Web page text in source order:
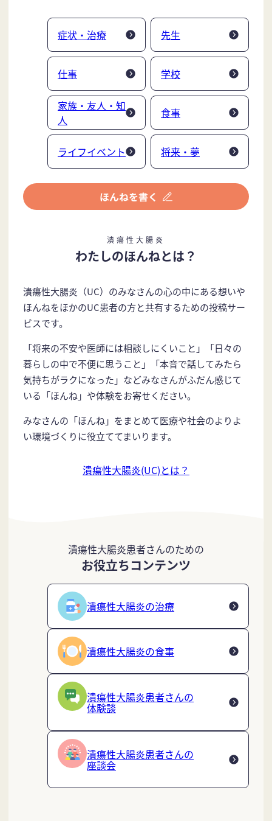
症状・治療 先生
仕事 学校
家族・友人・知
人
食事
ライフイベント 将来・夢
潰瘍性大腸炎
わたしのほんねとは？
潰瘍性大腸炎（UC）のみなさんの心の中にある想いや
ほんねをほかのUC患者の方と共有するための投稿サー
ビスです。
「将来の不安や医師には相談しにくいこと」「日々の
暮らしの中で不便に思うこと」「本音で話してみたら
気持ちがラクになった」などみなさんがふだん感じて
いる「ほんね」や体験をお寄せください。
みなさんの「ほんね」をまとめて医療や社会のよりよ
い環境づくりに役立ててまいります。
潰瘍性大腸炎(UC)とは？
潰瘍性大腸炎患者さんのための
お役立ちコンテンツ
潰瘍性大腸炎の治療
潰瘍性大腸炎の食事
潰瘍性大腸炎患者さんの
体験談
潰瘍性大腸炎患者さんの
座談会